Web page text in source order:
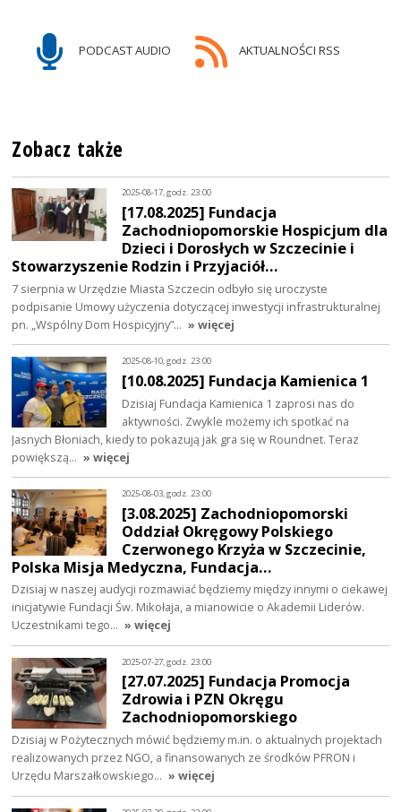
PODCAST AUDIO AKTUALNOŚCI RSS
Zobacz także
2025-08-17, godz. 23:00
[17.08.2025] Fundacja
Zachodniopomorskie Hospicjum dla
Dzieci i Dorosłych w Szczecinie i
Stowarzyszenie Rodzin i Przyjaciół…
7 sierpnia w Urzędzie Miasta Szczecin odbyło się uroczyste
podpisanie Umowy użyczenia dotyczącej inwestycji infrastrukturalnej
pn. „Wspólny Dom Hospicyjny”… » więcej
2025-08-10, godz. 23:00
[10.08.2025] Fundacja Kamienica 1
Dzisiaj Fundacja Kamienica 1 zaprosi nas do
aktywności. Zwykle możemy ich spotkać na
Jasnych Błoniach, kiedy to pokazują jak gra się w Roundnet. Teraz
powiększą… » więcej
2025-08-03, godz. 23:00
[3.08.2025] Zachodniopomorski
Oddział Okręgowy Polskiego
Czerwonego Krzyża w Szczecinie,
Polska Misja Medyczna, Fundacja…
Dzisiaj w naszej audycji rozmawiać będziemy między innymi o ciekawej
inicjatywie Fundacji Św. Mikołaja, a mianowicie o Akademii Liderów.
Uczestnikami tego… » więcej
2025-07-27, godz. 23:00
[27.07.2025] Fundacja Promocja
Zdrowia i PZN Okręgu
Zachodniopomorskiego
Dzisiaj w Pożytecznych mówić będziemy m.in. o aktualnych projektach
realizowanych przez NGO, a finansowanych ze środków PFRON i
Urzędu Marszałkowskiego… » więcej